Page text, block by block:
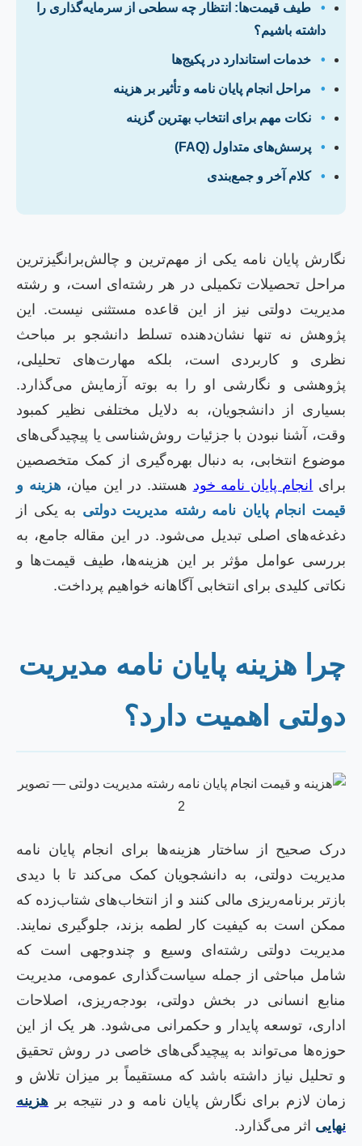
طیف قیمت‌ها: انتظار چه سطحی از سرمایه‌گذاری را
داشته باشیم؟
خدمات استاندارد در پکیج‌ها
مراحل انجام پایان نامه و تأثیر بر هزینه
نکات مهم برای انتخاب بهترین گزینه
پرسش‌های متداول (FAQ)
کلام آخر و جمع‌بندی
پایان نامه یکی از مهم‌ترین و چالش‌برانگیزترین
تحصیلات تکمیلی در هر رشته‌ای است، و رشته
دولتی نیز از این قاعده مستثنی نیست. این
نه تنها نشان‌دهنده تسلط دانشجو بر مباحث
و کاربردی است، بلکه مهارت‌های تحلیلی،
و نگارشی او را به بوته آزمایش می‌گذارد.
از دانشجویان، به دلایل مختلفی نظیر کمبود
آشنا نبودن با جزئیات روش‌شناسی یا پیچیدگی‌های
انتخابی، به دنبال بهره‌گیری از کمک متخصصین
انجام پایان نامه خودهستند. در این میان،هزینه و
انجام پایان نامه رشته مدیریت دولتیبه یکی از
اصلی تبدیل می‌شود. در این مقاله جامع، به
عوامل مؤثر بر این هزینه‌ها، طیف قیمت‌ها و
کلیدی برای انتخابی آگاهانه خواهیم پرداخت.
هزینه پایان نامه مدیریت
اهمیت دارد؟
صحیح از ساختار هزینه‌ها برای انجام پایان نامه
دولتی، به دانشجویان کمک می‌کند تا با دیدی
برنامه‌ریزی مالی کنند و از انتخاب‌های شتاب‌زده که
است به کیفیت کار لطمه بزند، جلوگیری نمایند.
دولتی رشته‌ای وسیع و چندوجهی است که
مباحثی از جمله سیاست‌گذاری عمومی، مدیریت
انسانی در بخش دولتی، بودجه‌ریزی، اصلاحات
توسعه پایدار و حکمرانی می‌شود. هر یک از این
می‌تواند به پیچیدگی‌های خاصی در روش تحقیق
تحلیل نیاز داشته باشد که مستقیماً بر میزان تلاش و
لازم برای نگارش پایان نامه و در نتیجه بر هزینه
اثر می‌گذارد.